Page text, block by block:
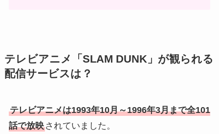
テレビアニメ「SLAM DUNK」が観られる
配信サービスは？
テレビアニメは1993年10月～1996年3月まで全101
話で放映されていました。